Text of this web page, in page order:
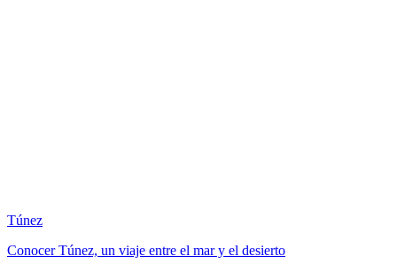
Túnez
Conocer Túnez, un viaje entre el mar y el desierto